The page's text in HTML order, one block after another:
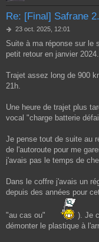
Re: [Final] Safrane
M
s
s
g
e
23 oct. 2025, 12:01
Suite à ma réponse sur le
petit retour en janvier 2024.
Trajet assez long de 900
21h.
Une heure de trajet plus
vocal "charge batterie
Je pense tout de suite au
de l'autoroute pour me
j'avais pas le temps de
Dans le coffre j'avais un
depuis des années pour
"au cas ou"
). Je
démonter le plastique à